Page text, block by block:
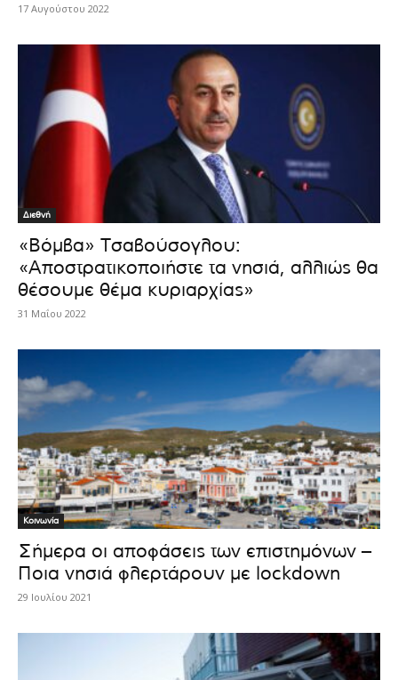
17 Αυγούστου 2022
Διεθνή
«Βόμβα» Τσαβούσογλου:
«Αποστρατικοποιήστε τα νησιά, αλλιώς θα
θέσουμε θέμα κυριαρχίας»
31 Μαΐου 2022
Κοινωνία
Σήμερα οι αποφάσεις των επιστημόνων –
Ποια νησιά φλερτάρουν με lockdown
29 Ιουλίου 2021